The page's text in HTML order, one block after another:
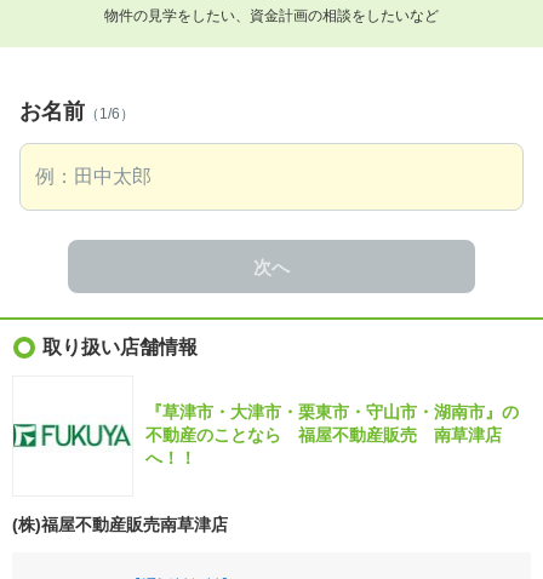
物件の見学をしたい、資金計画の相談をしたいなど
お名前 （1/6）
次へ
取り扱い店舗情報
『草津市・大津市・栗東市・守山市・湖南市』の
不動産のことなら 福屋不動産販売 南草津店
へ！！
(株)福屋不動産販売南草津店